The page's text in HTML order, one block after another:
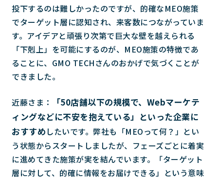
投下するのは難しかったのですが、的確なMEO施策
でターゲット層に認知され、来客数につながっていま
す。アイデアと頑張り次第で巨大な壁を越えられる
「下剋上」を可能にするのが、MEO施策の特徴であ
ることに、GMO TECHさんのおかげで気づくことが
できました。
近藤さま：
「50店舗以下の規模で、Webマーケテ
ィングなどに不安を抱えている」といった企業に
おすすめ したいです。弊社も「MEOって何？」とい
う状態からスタートしましたが、フェーズごとに着実
に進めてきた施策が実を結んでいます。「ターゲット
層に対して、的確に情報をお届けできる」という意味